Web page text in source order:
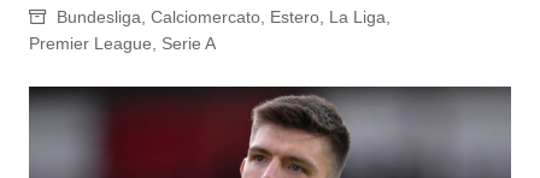
Bundesliga Calciomercato, Estero, La Liga
Premier League
Serie A